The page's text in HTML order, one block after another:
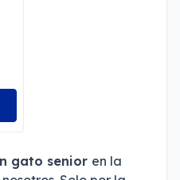
gato senior en la